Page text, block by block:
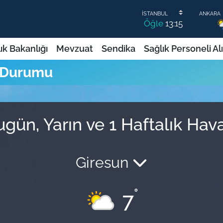
Öğle 13:15
Bakanlığı Mevzuat Sendika Sağlık Personeli
Yarın ve 1 Haftalık
Giresun
7°